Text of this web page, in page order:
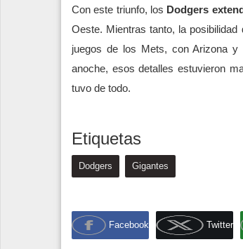
Con este triunfo, los Dodgers
Oeste. Mientras tanto, la
juegos de los Mets, con Arizona y
anoche, esos detalles estuvieron
tuvo de todo.
Etiquetas
Dodgers Gigantes
Facebook Twitter